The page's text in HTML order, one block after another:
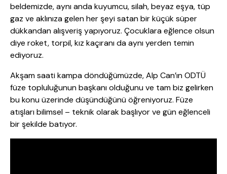
beldemizde, aynı anda kuyumcu, silah, beyaz eşya, tüp
gaz ve aklınıza gelen her şeyi satan bir küçük süper
dükkandan alışveriş yapıyoruz. Çocuklara eğlence olsun
diye roket, torpil, kız kaçıranı da aynı yerden temin
ediyoruz.
Akşam saati kampa döndüğümüzde, Alp Can’ın ODTÜ
füze topluluğunun başkanı olduğunu ve tam biz gelirken
bu konu üzerinde düşündüğünü öğreniyoruz. Füze
atışları bilimsel – teknik olarak başlıyor ve gün eğlenceli
bir şekilde batıyor.